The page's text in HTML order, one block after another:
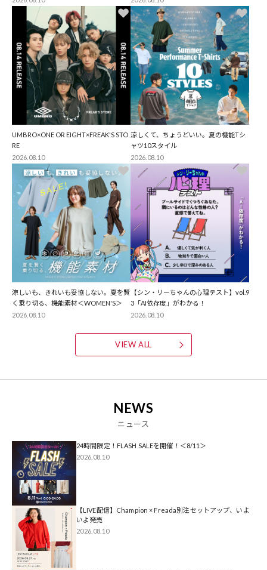
UMBRO×ONE OR EIGHT×FREAK'S STO
RE
2026.08.10
涼しくて、ちょうどいい。夏の機能Tシ
ャツ10スタイル
2026.08.10
涼しいも、きれいも妥協しない。夏を賢
く乗り切る、機能素材＜WOMEN'S＞
2026.08.10
【シン・リーちゃんの心理テスト】vol.9
3「AI依存度」がわかる！
2026.08.10
VIEW ALL
NEWS
ニュース
24時間限定！FLASH SALEを開催！＜8/11＞
2026.08.10
【LIVE配信】Champion × Freada別注セットアップ、いよ
いよ発売
2026.08.10